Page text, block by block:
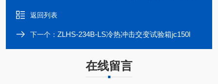
返回列表
下一个： ZLHS-234B-LS冷热冲击交变试验箱jc150l
在线留言